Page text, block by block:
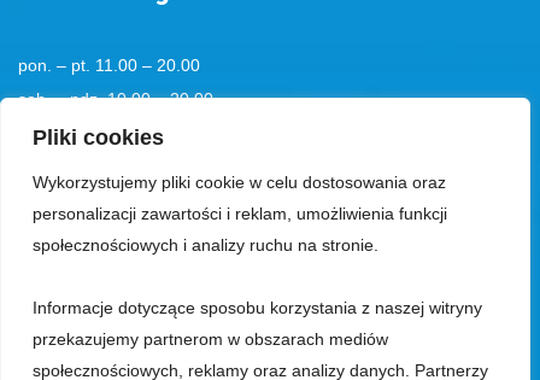
Pliki cookies
Wykorzystujemy pliki cookie w celu dostosowania oraz
personalizacji zawartości i reklam, umożliwienia funkcji
społecznościowych i analizy ruchu na stronie.
Informacje dotyczące sposobu korzystania z naszej witryny
przekazujemy partnerom w obszarach mediów
społecznościowych, reklamy oraz analizy danych. Partnerzy
pon. – pt. 11.00 – 20.00
sob. – ndz. 10.00 – 20.00
tel. kom.+48 501194193
tel.:+48 58 555 85 23
Park Wodny Sopot Spółka z ograniczoną odpowiedzialnością z siedzibą
w Sopocie, 81-713, przy ul. Zamkowa Góra 5, wpisana do rejestru